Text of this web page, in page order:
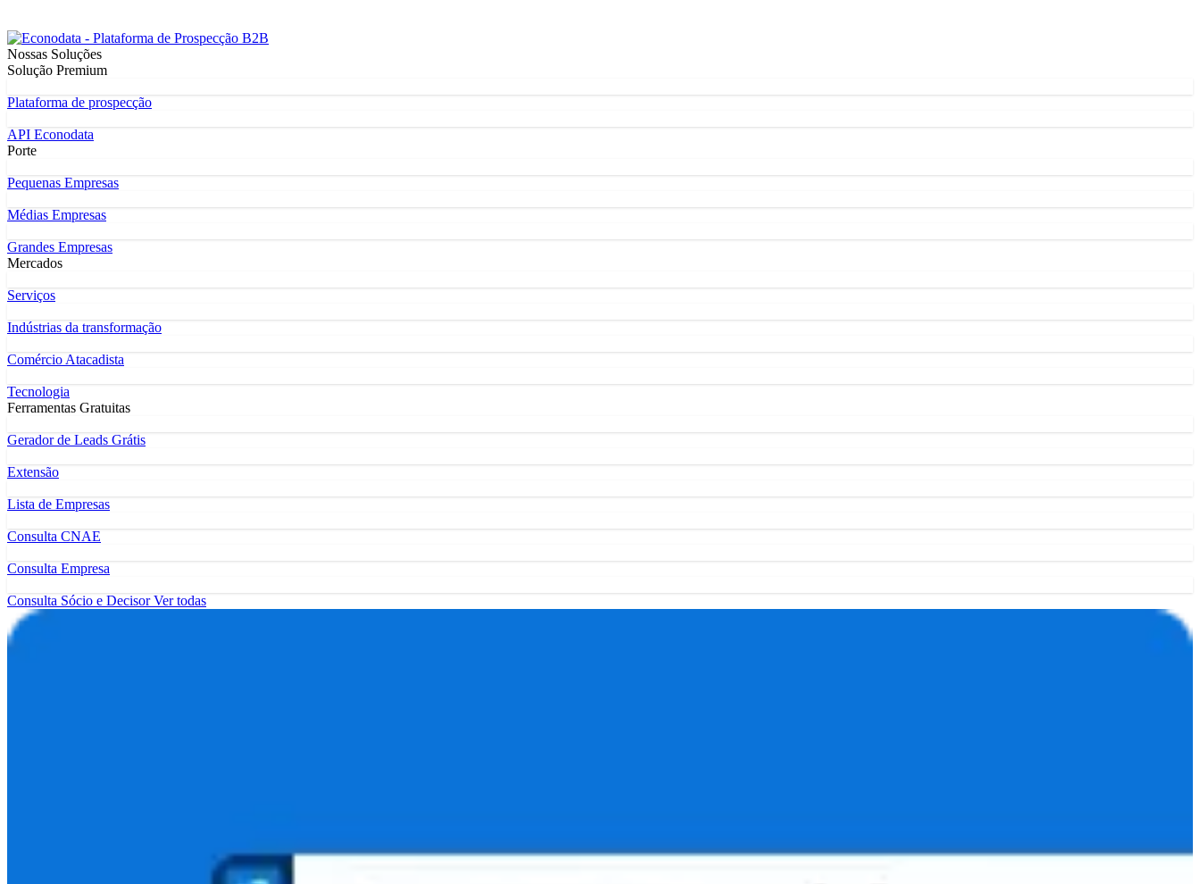
Nossas Soluções
Solução Premium
Plataforma de prospecção
API Econodata
Porte
Pequenas Empresas
Médias Empresas
Grandes Empresas
Mercados
Serviços
Indústrias da transformação
Comércio Atacadista
Tecnologia
Ferramentas Gratuitas
Gerador de Leads Grátis
Extensão
Lista de Empresas
Consulta CNAE
Consulta Empresa
Consulta Sócio e DecisorVer todas